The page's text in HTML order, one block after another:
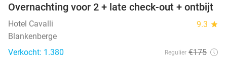
43%
Overnachting voor 2 + late check-out + ontbijt
Hotel Cavalli 9.3 star
Blankenberge
Verkocht: 1.380
Regulier €175